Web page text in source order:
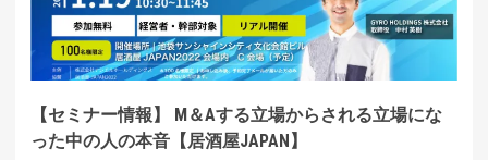
【セミナー情報】 M＆Aする立場からされる立場にな
った中の人の本音【居酒屋JAPAN】